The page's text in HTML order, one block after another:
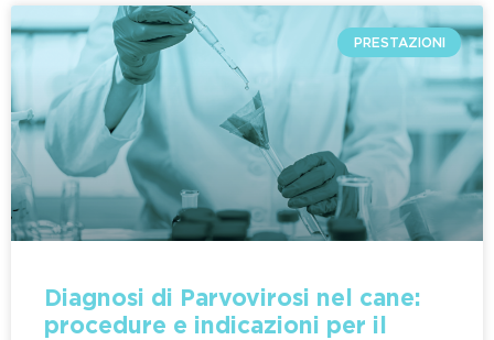
PRESTAZIONI
Diagnosi di Parvovirosi nel cane:
procedure e indicazioni per il